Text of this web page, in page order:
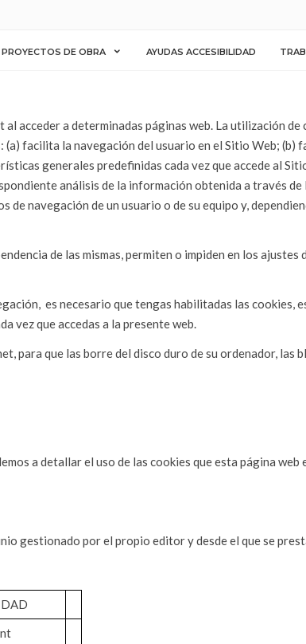
PROYECTOS DE OBRA AYUDAS ACCESIBILIDAD
acceder a determinadas páginas web. La utilización
facilita la navegación del usuario en el Sitio Web; (b)
generales predefinidas cada vez que accede al
análisis de la información obtenida a través de
navegación de un usuario o de su equipo y,
de las mismas, permiten o impiden en los ajustes
es necesario que tengas habilitadas las cookies,
vez que accedas a la presente web.
para que las borre del disco duro de su ordenador, las
a detallar el uso de las cookies que esta página web
gestionado por el propio editor y desde el que se